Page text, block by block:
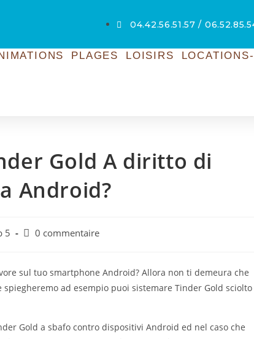
04.42.56.51.57 /
PLAGES LOISIRS
Gold A diritto di
Android?
5 0 commentaire
sul tuo smartphone Android? Allora non ti demeura che
ad esempio puoi sistemare Tinder Gold sciolto
Gold a sbafo contro dispositivi Android ed nel caso che